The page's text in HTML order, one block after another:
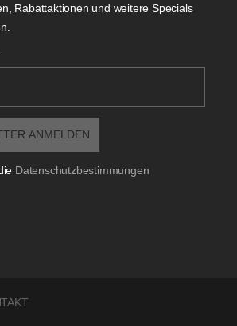
Rabattaktionen und weitere Specials
Datenschutzbestimmungen